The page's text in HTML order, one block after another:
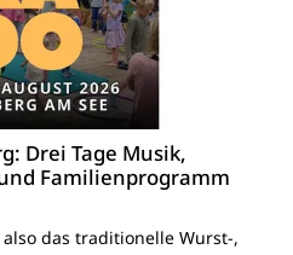
Drei Tage Musik,
Familienprogramm
das traditionelle Wurst-,